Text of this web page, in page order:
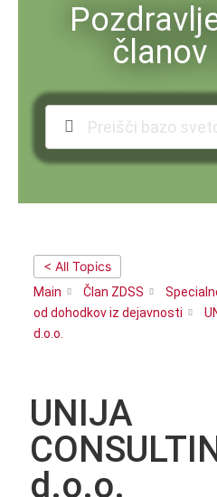
članov
< All Topics
Main Član ZDSS
od dohodkov iz dejavnosti
d.o.o.
UNIJA
d.o.o.